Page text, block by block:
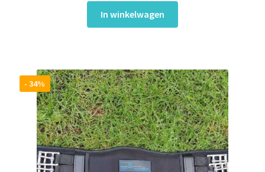
was:
€14,95.
is:
€10,00.
In winkelwagen
- 34%